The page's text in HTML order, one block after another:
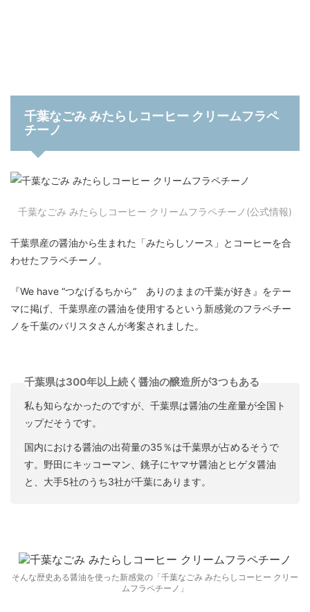
千葉なごみ みたらしコーヒー クリームフラペ
チーノ
千葉なごみ みたらしコーヒー クリームフラペチーノ(公式情報)
千葉県産の醤油から生まれた「みたらしソース」とコーヒーを合
わせたフラペチーノ。
『We have “つなげるちから“ ありのままの千葉が好き』をテー
マに掲げ、千葉県産の醤油を使用するという新感覚のフラペチー
ノを千葉のバリスタさんが考案されました。
千葉県は300年以上続く醤油の醸造所が3つもある
私も知らなかったのですが、千葉県は醤油の生産量が全国ト
ップだそうです。
国内における醤油の出荷量の35％は千葉県が占めるそうで
す。野田にキッコーマン、銚子にヤマサ醤油とヒゲタ醤油
と、大手5社のうち3社が千葉にあります。
そんな歴史ある醤油を使った新感覚の「千葉なごみ みたらしコーヒー クリー
ムフラペチーノ」